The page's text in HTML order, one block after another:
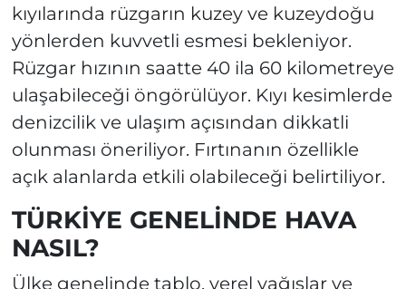
kıyılarında rüzgarın kuzey ve kuzeydoğu
yönlerden kuvvetli esmesi bekleniyor.
Rüzgar hızının saatte 40 ila 60 kilometreye
ulaşabileceği öngörülüyor. Kıyı kesimlerde
denizcilik ve ulaşım açısından dikkatli
olunması öneriliyor. Fırtınanın özellikle
açık alanlarda etkili olabileceği belirtiliyor.
TÜRKİYE GENELİNDE HAVA
NASIL?
Ülke genelinde tablo, yerel yağışlar ve